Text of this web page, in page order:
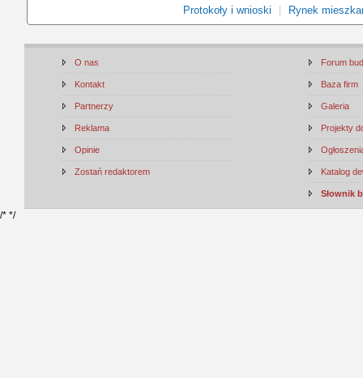
Protokoły i wnioski
Rynek
O nas
Kontakt
Partnerzy
Reklama
Opinie
Zostań redaktorem
Forum
Baza firm
Galeria
Projekty
Katalog
Słownik
/* */